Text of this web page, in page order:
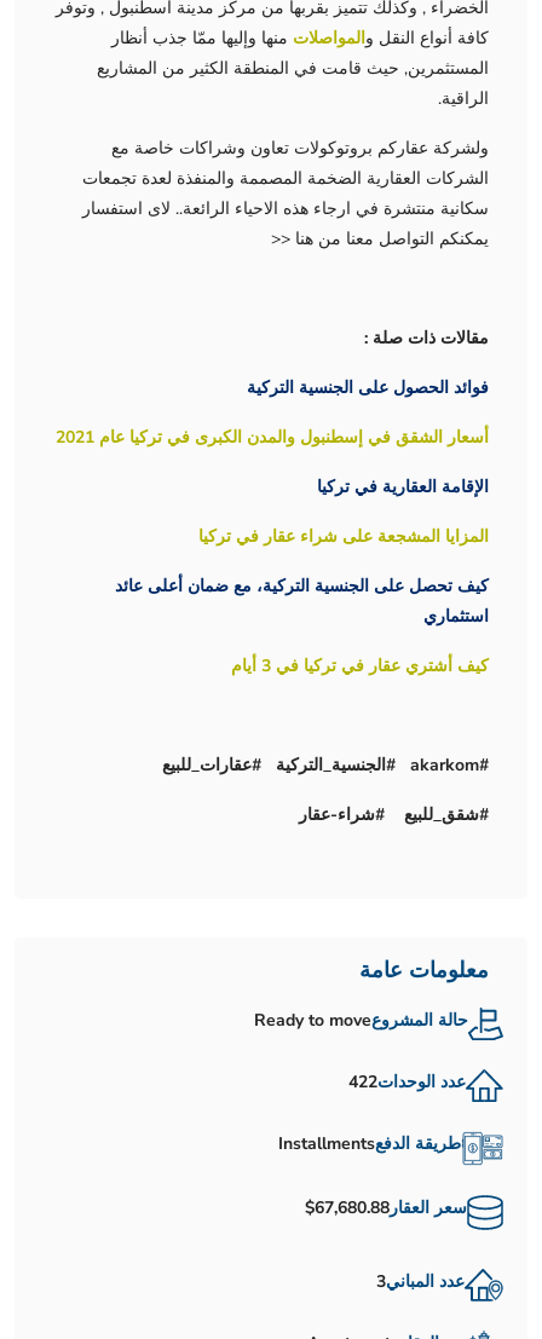
الخضراء , وكذلك تتميز بقربها من مركز مدينة اسطنبول , وتوفر
كافة أنواع النقل والمواصلات منها وإليها ممّا جذب أنظار
المستثمرين, حيث قامت في المنطقة الكثير من المشاريع
الراقية.
ولشركة عقاركم بروتوكولات تعاون وشراكات خاصة مع
الشركات العقارية الضخمة المصممة والمنفذة لعدة تجمعات
سكانية منتشرة في ارجاء هذه الاحياء الرائعة.. لاى استفسار
يمكنكم التواصل معنا من هنا <<
مقالات ذات صلة :
فوائد الحصول على الجنسية التركية
أسعار الشقق في إسطنبول والمدن الكبرى في تركيا عام 2021
الإقامة العقارية في تركيا
المزايا المشجعة على شراء عقار في تركيا
كيف تحصل على الجنسية التركية، مع ضمان أعلى عائد
استثماري
كيف أشتري عقار في تركيا في 3 أيام
#akarkom #الجنسية_التركية #عقارات_للبيع
#شقق_للبيع #شراء-عقار
معلومات عامة
حالة المشروعReady to move
عدد الوحدات422
طريقة الدفعInstallments
سعر العقار$67,680.88
عدد المباني3